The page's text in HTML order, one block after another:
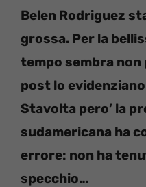
Belen Rodriguez
grossa. Per la
tempo sembra non
post lo
Stavolta pero’ la
sudamericana ha
errore: non ha
specchio…